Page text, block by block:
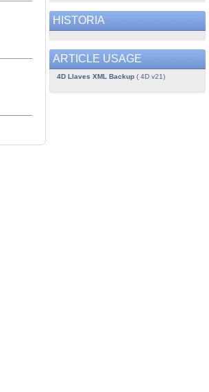
HISTORIA
ARTICLE USAGE
4D Llaves XML Backup( 4D v21)